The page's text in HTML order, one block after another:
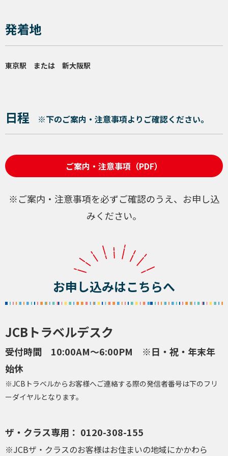
発着地
東京駅 または 新大阪駅
日程 ※下のご案内・注意事項よりご確認ください。
ご案内・注意事項（PDF）
※ご案内・注意事項を必ずご確認のうえ、お申し込
みください。
お申し込みはこちらへ
JCBトラベルデスク
受付時間 10:00AM～6:00PM ※日・祝・年末年
始休
※JCBトラベルからお客様へご連絡する際の発信者番号は下のフリ
ーダイヤルとなります。
ザ・クラス専用： 0120-308-155
※JCBザ・クラスのお客様はお住まいの地域にかかわら